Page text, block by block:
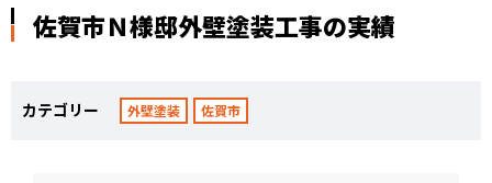
佐賀市Ｎ様邸外壁塗装工事の実績
カテゴリー 外壁塗装 佐賀市